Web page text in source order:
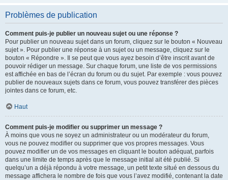
Problèmes de publication
Comment puis-je publier un nouveau sujet ou une réponse ?
Pour publier un nouveau sujet dans un forum, cliquez sur le bouton « Nouveau
sujet ». Pour publier une réponse à un sujet ou un message, cliquez sur le
bouton « Répondre ». Il se peut que vous ayez besoin d’être inscrit avant de
pouvoir rédiger un message. Sur chaque forum, une liste de vos permissions
est affichée en bas de l’écran du forum ou du sujet. Par exemple : vous pouvez
publier de nouveaux sujets dans ce forum, vous pouvez transférer des pièces
jointes dans ce forum, etc.
Haut
Comment puis-je modifier ou supprimer un message ?
À moins que vous ne soyez un administrateur ou un modérateur du forum,
vous ne pouvez modifier ou supprimer que vos propres messages. Vous
pouvez modifier un de vos messages en cliquant le bouton adéquat, parfois
dans une limite de temps après que le message initial ait été publié. Si
quelqu’un a déjà répondu à votre message, un petit texte situé en dessous du
message affichera le nombre de fois que vous l’avez modifié, contenant la date